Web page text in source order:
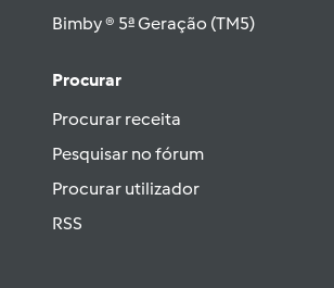
Bimby ® 5ª Geração (TM5)
Procurar
Procurar receita
Pesquisar no fórum
Procurar utilizador
RSS